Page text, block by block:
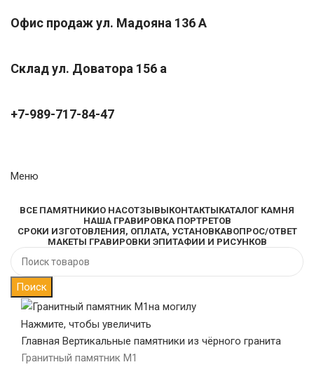
Офис продаж ул. Мадояна 136 А
Склад ул. Доватора 156 а
+7-989-717-84-47
Меню
ВСЕ ПАМЯТНИКИО НАСОТЗЫВЫКОНТАКТЫКАТАЛОГ КАМНЯ
НАША ГРАВИРОВКА ПОРТРЕТОВ
СРОКИ ИЗГОТОВЛЕНИЯ, ОПЛАТА, УСТАНОВКАВОПРОС/ОТВЕТ
МАКЕТЫ ГРАВИРОВКИ ЭПИТАФИИ И РИСУНКОВ
Поиск
Нажмите, чтобы увеличить
Главная Вертикальные памятники из чёрного гранита
Гранитный памятник М1